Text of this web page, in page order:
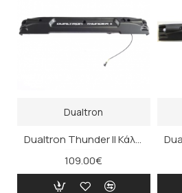
Dualtron
Dualtron Thunder ΙΙ Κάλυμμα Σασί Αριστερής Πλευράς
109.00€